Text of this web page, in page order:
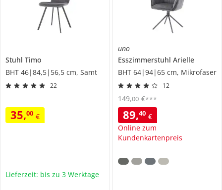
Stuhl Timo
BHT 46|84,5|56,5 cm, Samt
22
35,00 €
Lieferzeit: bis zu 3 Werktage
uno
Esszimmerstuhl Arielle
BHT 64|94|65 cm, Mikrofaser
12
89,40 €
Online zum
Kundenkartenpreis
149,00 €***